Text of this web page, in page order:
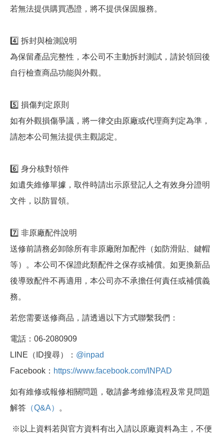
若無法提供購買憑證，將不提供保固服務。
4️⃣ 拆封與檢測說明
為保留產品完整性，本公司不主動拆封測試，請於領回後
自行檢查商品功能與外觀。
5️⃣ 損傷判定原則
如有外觀損傷爭議，將一律交由原廠或代理商判定為準，
請恕本公司無法提供主觀認定。
6️⃣ 身分核對領件
如遺失維修單據，取件時請出示原登記人之有效身分證明
文件，以防冒領。
7️⃣ 非原廠配件說明
送修前請務必卸除所有非原廠附加配件（如防滑貼、鍵帽
等）。本公司不保證此類配件之保存或補償。如更換新品
後導致配件不再適用，本公司亦不承擔任何責任或補償義
務。
若您需要送修商品，請透過以下方式聯繫我們：
電話：06-2080909
LINE（ID搜尋）： @inpad
Facebook： https://www.facebook.com/INPAD
如有維修或報修相關問題，敬請參考維修流程及常見問題
解答 （Q&A） 。
※以上資料若與官方資料有出入請以原廠資料為主，不便